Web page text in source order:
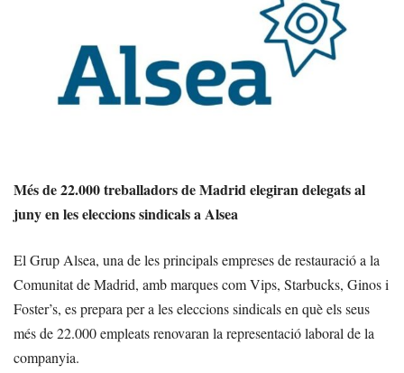
Més de 22.000 treballadors de Madrid elegiran delegats al
juny en les eleccions sindicals a Alsea
El Grup Alsea, una de les principals empreses de restauració a la
Comunitat de Madrid, amb marques com Vips, Starbucks, Ginos i
Foster’s, es prepara per a les eleccions sindicals en què els seus
més de 22.000 empleats renovaran la representació laboral de la
companyia.